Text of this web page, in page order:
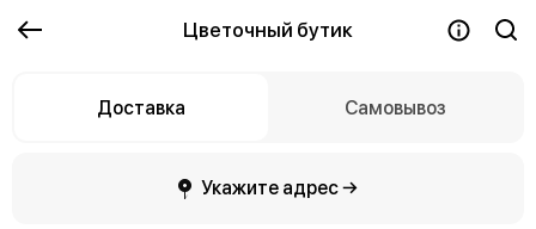
Цветочный бутик
Доставка Самовывоз
Укажите адрес →